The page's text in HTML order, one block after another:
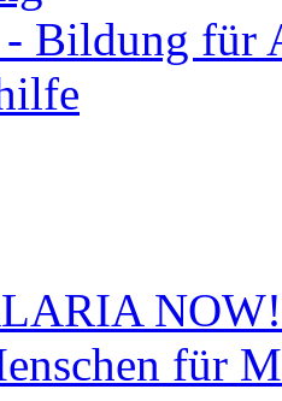
- Bildung für
NOW!
für